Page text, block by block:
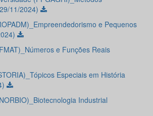
11/2024)
e Pequenos
e Funções Reais
Especiais em História
Industrial